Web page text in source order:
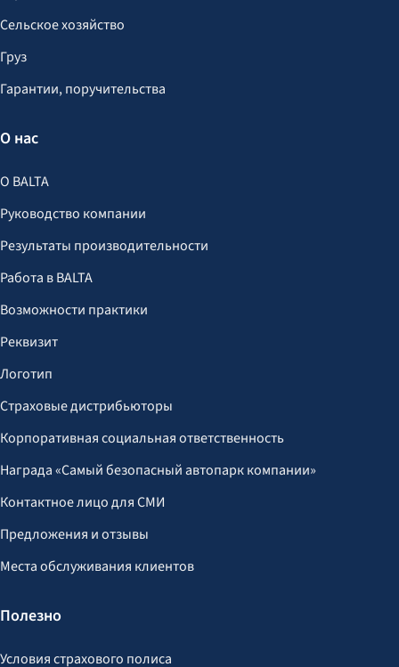
Сельское хозяйство
Груз
Гарантии, поручительства
О нас
О BALTA
Руководство компании
Результаты производительности
Работа в BALTA
Возможности практики
Реквизит
Логотип
Страховые дистрибьюторы
Корпоративная социальная ответственность
Награда «Самый безопасный автопарк компании»
Контактное лицо для СМИ
Предложения и отзывы
Места обслуживания клиентов
Полезно
Условия страхового полиса